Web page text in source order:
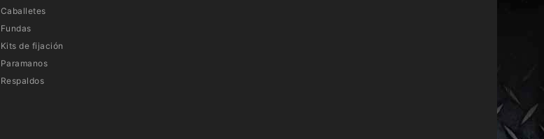
Caballetes
Fundas
Kits de fijación
Paramanos
Respaldos